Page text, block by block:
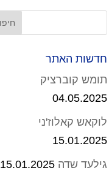
חדשות האתר
תומש קוברציק
04.05.2025
לוקאש קאלוז'ני
15.01.2025
גילעד שדה 15.01.2025